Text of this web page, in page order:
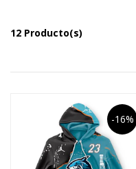
12 Producto(s)
-16%